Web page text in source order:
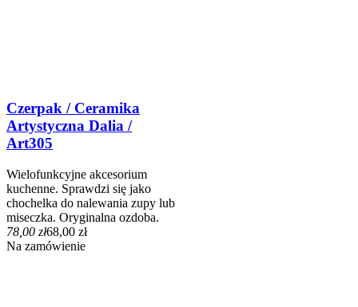
Czerpak / Ceramika
Artystyczna Dalia /
Art305
Wielofunkcyjne akcesorium
kuchenne. Sprawdzi się jako
chochelka do nalewania zupy lub
miseczka. Oryginalna ozdoba.
78,00 zł68,00 zł
Na zamówienie